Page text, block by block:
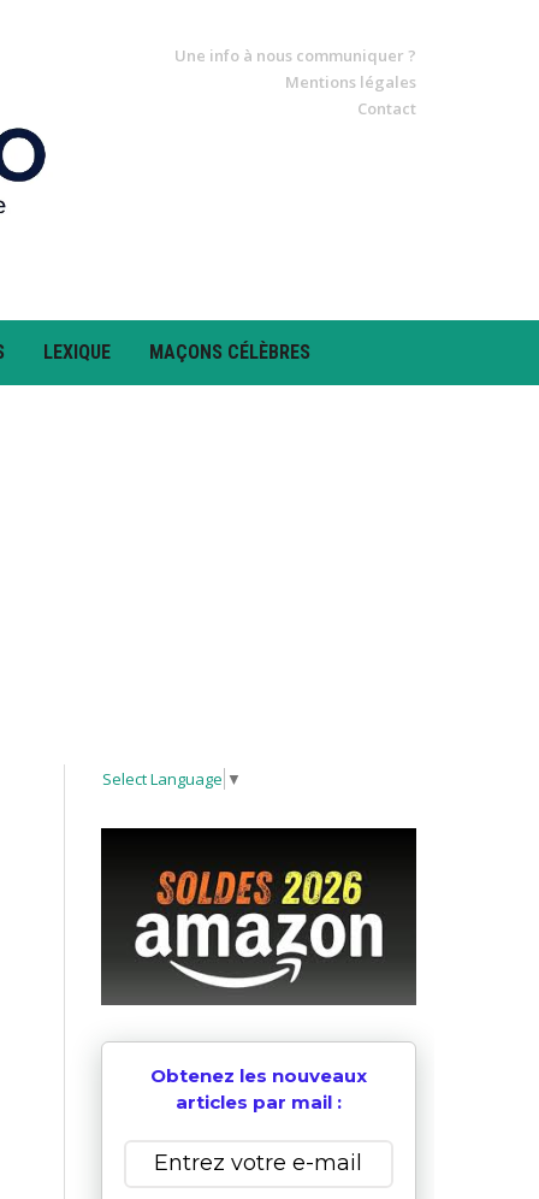
Une info à nous communiquer ?
Mentions légales
Contact
LEXIQUE MAÇONS CÉLÈBRES
Select Language ▼
Obtenez les nouveaux
articles par mail :